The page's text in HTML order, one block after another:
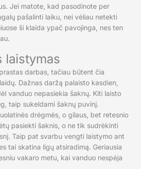
Jei matote, kad pasodinote per
pašalinti laiku, nei vėliau netekti
ši klaida ypač pavojinga, nes ten
laistymas
darbas, tačiau būtent čia
Dažnas daržą palaisto kasdien,
vanduo nepasiekia šaknų. Kiti laisto
taip sukeldami šaknų puvinį.
drėgmės, o gilaus, bet retesnio
pasiekti šaknis, o ne tik sudrėkinti
Taip pat svarbu vengti laistymo ant
tai skatina ligų atsiradimą. Geriausia
vakaro metu, kai vanduo nespėja